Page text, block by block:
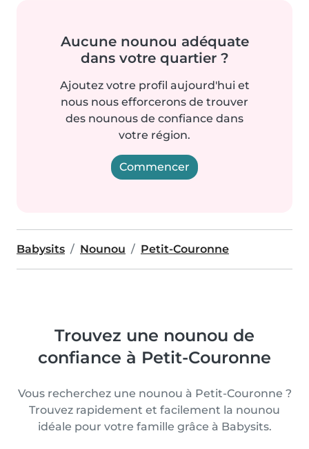
Aucune nounou adéquate
dans votre quartier ?
Ajoutez votre profil aujourd'hui et
nous nous efforcerons de trouver
des nounous de confiance dans
votre région.
Commencer
Babysits Nounou Petit-Couronne
Trouvez une nounou de
confiance à Petit-Couronne
Vous recherchez une nounou à Petit-Couronne ?
Trouvez rapidement et facilement la nounou
idéale pour votre famille grâce à Babysits.